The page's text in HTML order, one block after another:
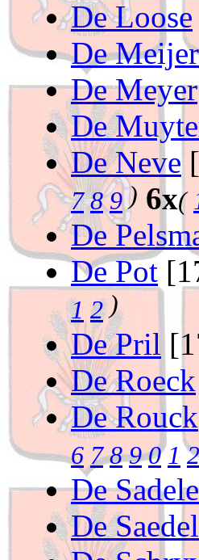
De Loose
De Meijer
De Meyer
De
De Neve
7 8 9) 6x(
De
De Pot
1 2)
De Pril
De Roeck
De Rouck
6 7 8 9 0 1 2
De
De